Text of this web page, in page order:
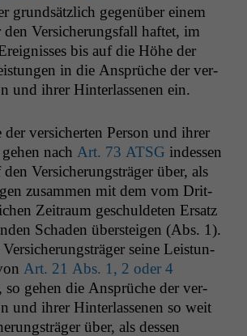
grund­sät­zlich gegenüber einem
Ver­sicherungs­fall haftet, im
bis auf die Höhe der
in die Ansprüche der ver­
und ihrer Hin­ter­lasse­nen ein.
ver­sicherten Per­son und ihrer
nach Art. 73 ATSG indessen
Ver­sicherungsträger über, als
zusam­men mit dem vom Drit­
Zeitraum geschulde­ten Ersatz
Schaden über­steigen (Abs. 1).
seine Leis­tun­
Art. 21 Abs. 1, 2 oder 4
so gehen die Ansprüche der ver­
und ihrer Hin­ter­lasse­nen so weit
über, als dessen